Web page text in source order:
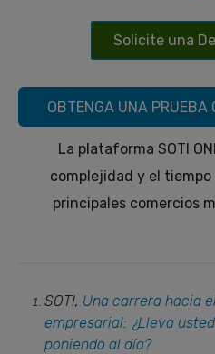
Solicite una
OBTENGA UNA PRUEBA
La plataforma SOTI
complejidad y el
principales comercios
SOTI, Una carrera hacia
empresarial: ¿Lleva
poniendo al día?